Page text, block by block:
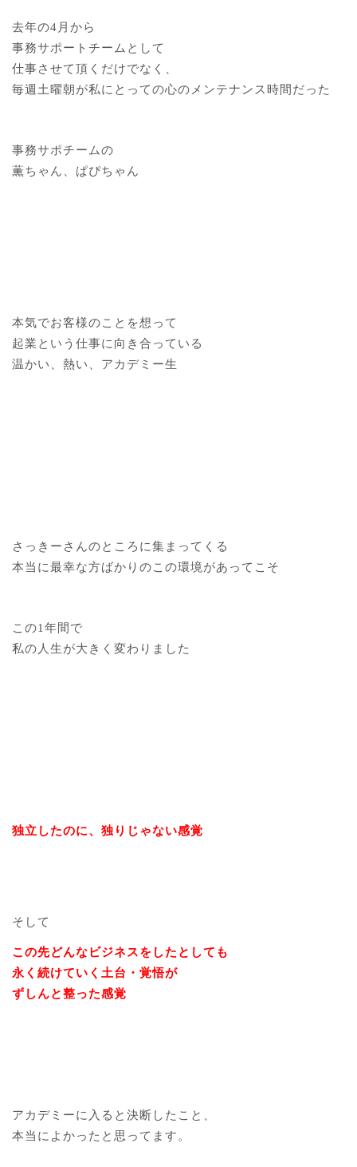
去年の4月から
事務サポートチームとして
仕事させて頂くだけでなく、
毎週土曜朝が私にとっての心のメンテナンス時間だった
事務サポチームの
薫ちゃん、ぱぴちゃん
本気でお客様のことを想って
起業という仕事に向き合っている
温かい、熱い、アカデミー生
さっきーさんのところに集まってくる
本当に最幸な方ばかりのこの環境があってこそ
この1年間で
私の人生が大きく変わりました
独立したのに、独りじゃない感覚
そして
この先どんなビジネスをしたとしても
永く続けていく土台・覚悟が
ずしんと整った感覚
アカデミーに入ると決断したこと、
本当によかったと思ってます。